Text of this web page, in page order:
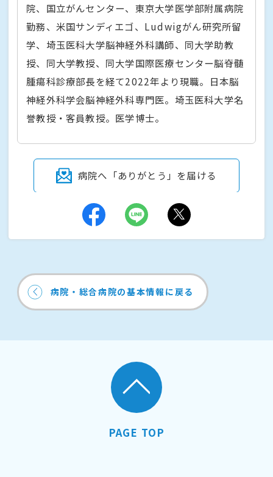
院、国立がんセンター、東京大学医学部附属病院
勤務、米国サンディエゴ、Ludwigがん研究所留
学、埼玉医科大学脳神経外科講師、同大学助教
授、同大学教授、同大学国際医療センター脳脊髄
腫瘍科診療部長を経て2022年より現職。日本脳
神経外科学会脳神経外科専門医。埼玉医科大学名
誉教授・客員教授。医学博士。
病院へ「ありがとう」を届ける
病院・総合病院の基本情報に戻る
PAGE TOP